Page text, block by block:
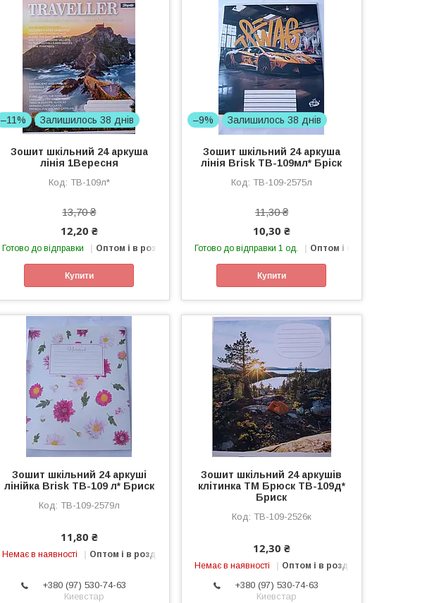
–11% Залишилось 38 днів
Зошит шкільний 24 аркуша
лінія 1Вересня
ТВ-109л*
13,70 ₴
12,20 ₴
Готово до відправки Оптом і в роздріб
Купити
–9% Залишилось 38 днів
Зошит шкільний 24 аркуша
лінія Brisk ТВ-109мл* Бріск
ТВ-109-2575л
11,30 ₴
10,30 ₴
Готово до відправки 1 од. Оптом і в роздріб
Купити
Зошит шкільний 24 аркуші
лінійка Brisk ТВ-109 л* Бриск
ТВ-109-2579л
11,80 ₴
Немає в наявності Оптом і в роздріб
+380 (97) 530-74-63
Киевстар
Зошит шкільний 24 аркушів
клітинка ТМ Брюск ТВ-109д*
Бриск
ТВ-109-2526к
12,30 ₴
Немає в наявності Оптом і в роздріб
+380 (97) 530-74-63
Киевстар